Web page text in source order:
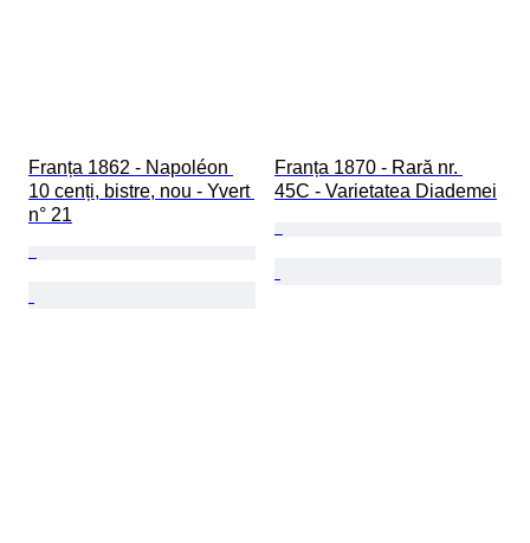
Franța 1862 - Napoléon
10 cenți, bistre, nou - Yvert
n° 21
Franța 1870 - Rară nr.
45C - Varietatea Diademei